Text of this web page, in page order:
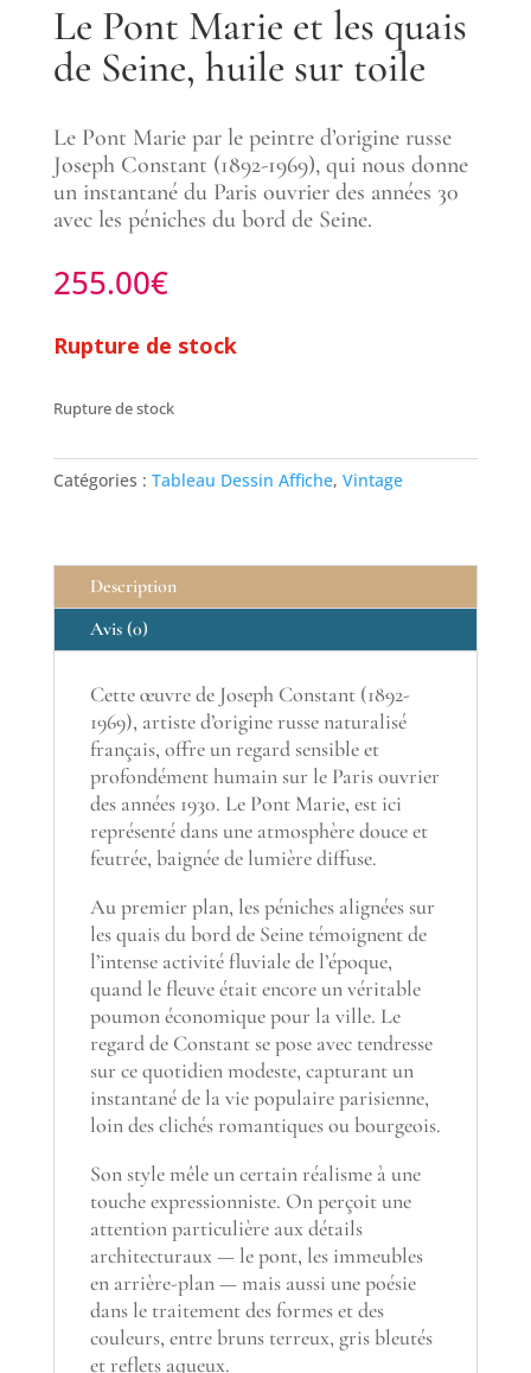
Le Pont Marie et les quais
de Seine, huile sur toile
Le Pont Marie par le peintre d’origine russe
Joseph Constant (1892-1969), qui nous donne
un instantané du Paris ouvrier des années 30
avec les péniches du bord de Seine.
255.00€
Rupture de stock
Rupture de stock
Catégories : Tableau Dessin Affiche, Vintage
Description
Avis (0)
Cette œuvre de Joseph Constant (1892-
1969), artiste d’origine russe naturalisé
français, offre un regard sensible et
profondément humain sur le Paris ouvrier
des années 1930. Le Pont Marie, est ici
représenté dans une atmosphère douce et
feutrée, baignée de lumière diffuse.
Au premier plan, les péniches alignées sur
les quais du bord de Seine témoignent de
l’intense activité fluviale de l’époque,
quand le fleuve était encore un véritable
poumon économique pour la ville. Le
regard de Constant se pose avec tendresse
sur ce quotidien modeste, capturant un
instantané de la vie populaire parisienne,
loin des clichés romantiques ou bourgeois.
Son style mêle un certain réalisme à une
touche expressionniste. On perçoit une
attention particulière aux détails
architecturaux — le pont, les immeubles
en arrière-plan — mais aussi une poésie
dans le traitement des formes et des
couleurs, entre bruns terreux, gris bleutés
et reflets aqueux.